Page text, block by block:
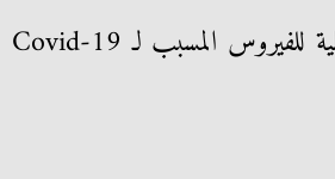
الدوري